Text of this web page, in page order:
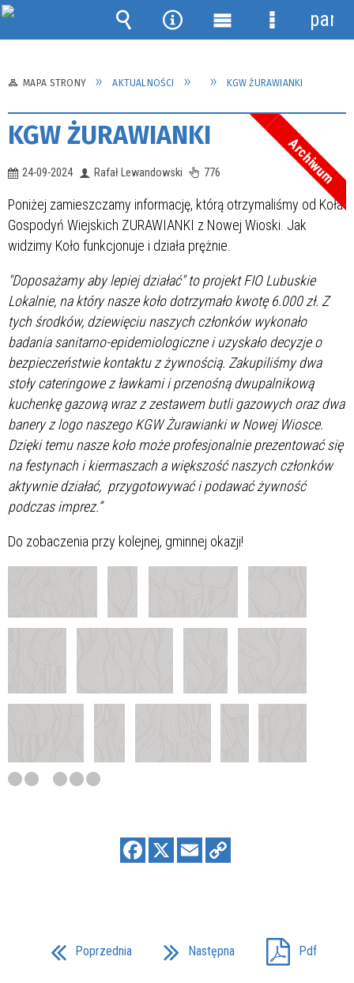
MAPA STRONY AKTUALNOŚCI KGW ŻURAWIANKI
KGW ŻURAWIANKI Archiwum
24-09-2024 Rafał Lewandowski 776
Poniżej zamieszczamy informację, którą otrzymaliśmy od Koła
Gospodyń Wiejskich ZURAWIANKI z Nowej Wioski. Jak
widzimy Koło funkcjonuje i działa prężnie.
"Doposażamy aby lepiej działać" to projekt FIO Lubuskie
Lokalnie, na który nasze koło dotrzymało kwotę 6.000 zł. Z
tych środków, dziewięciu naszych członków wykonało
badania sanitarno-epidemiologiczne i uzyskało decyzje o
bezpieczeństwie kontaktu z żywnością. Zakupiliśmy dwa
stoły cateringowe z ławkami i przenośną dwupalnikową
kuchenkę gazową wraz z zestawem butli gazowych oraz dwa
banery z logo naszego KGW Żurawianki w Nowej Wiosce.
Dzięki temu nasze koło może profesjonalnie prezentować się
na festynach i kiermaszach a większość naszych członków
aktywnie działać, przygotowywać i podawać żywność
podczas imprez.”
Do zobaczenia przy kolejnej, gminnej okazji!
Poprzednia Następna Pdf
Wyszukiwarka
Narzędzia
Menu Menu
panel